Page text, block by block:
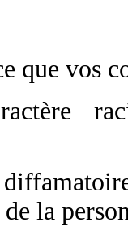
que vos
la